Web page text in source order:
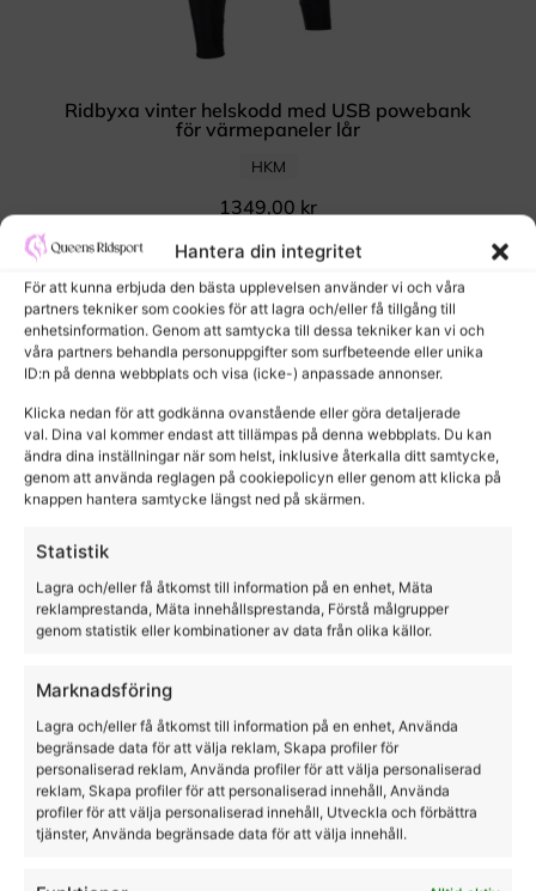
Hantera din integritet
För att kunna erbjuda den bästa upplevelsen använder vi och våra
partners tekniker som cookies för att lagra och/eller få tillgång till
enhetsinformation. Genom att samtycka till dessa tekniker kan vi och
våra partners behandla personuppgifter som surfbeteende eller unika
ID:n på denna webbplats och visa (icke-) anpassade annonser.
Klicka nedan för att godkänna ovanstående eller göra detaljerade
val. Dina val kommer endast att tillämpas på denna webbplats. Du kan
ändra dina inställningar när som helst, inklusive återkalla ditt samtycke,
genom att använda reglagen på cookiepolicyn eller genom att klicka på
knappen hantera samtycke längst ned på skärmen.
Statistik
Lagra och/eller få åtkomst till information på en enhet, Mäta
reklamprestanda, Mäta innehållsprestanda, Förstå målgrupper
genom statistik eller kombinationer av data från olika källor.
Marknadsföring
Lagra och/eller få åtkomst till information på en enhet, Använda
begränsade data för att välja reklam, Skapa profiler för
personaliserad reklam, Använda profiler för att välja personaliserad
reklam, Skapa profiler för att personaliserad innehåll, Använda
profiler för att välja personaliserad innehåll, Utveckla och förbättra
tjänster, Använda begränsade data för att välja innehåll.
Ridbyxa vinter helskodd med USB powebank
för värmepaneler lår
HKM
1349,00 kr
Värmeväst upppladdningsbar usb
HKM
1195,00kr